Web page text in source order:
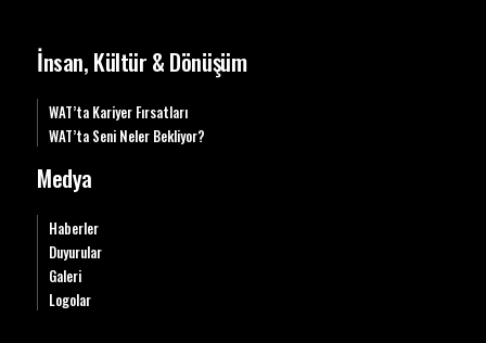
İnsan, Kültür & Dönüşüm
WAT’ta Kariyer Fırsatları
WAT’ta Seni Neler Bekliyor?
Medya
Haberler
Duyurular
Galeri
Logolar